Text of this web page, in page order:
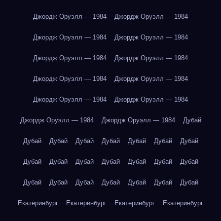
Джордж Оруэлл — 1984 Джордж Оруэлл — 1984
Джордж Оруэлл — 1984 Джордж Оруэлл — 1984
Джордж Оруэлл — 1984 Джордж Оруэлл — 1984
Джордж Оруэлл — 1984 Джордж Оруэлл — 1984
Джордж Оруэлл — 1984 Джордж Оруэлл — 1984
Джордж Оруэлл — 1984 Джордж Оруэлл — 1984 Дубай
Дубай Дубай Дубай Дубай Дубай Дубай Дубай
Дубай Дубай Дубай Дубай Дубай Дубай Дубай
Дубай Дубай Дубай Дубай Дубай Дубай Дубай
Екатеринбург Екатеринбург Екатеринбург Екатеринбург